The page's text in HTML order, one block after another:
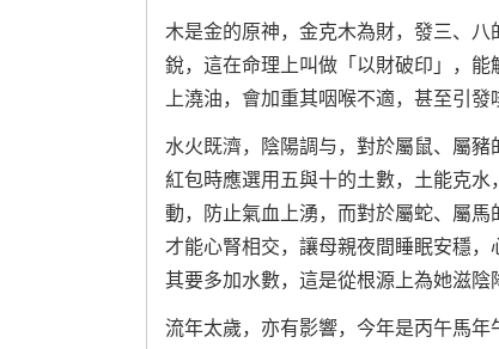
木是金的原神，金克木為財，發三、
銳，這在命理上叫做「以財破印」，
上澆油，會加重其咽喉不適，甚至引發
水火既濟，陰陽調与，對於屬鼠、屬
紅包時應選用五與十的土數，土能克
動，防止氣血上湧，而對於屬蛇、屬馬
才能心腎相交，讓母親夜間睡眠安穩
其要多加水數，這是從根源上為她滋陰
流年太歲，亦有影響，今年是丙午馬